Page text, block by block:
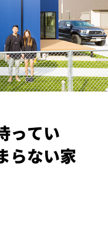
LL
HOUSE
LINE-
UP
WHAT’S
LIFE
LABEL
ってい
らない家